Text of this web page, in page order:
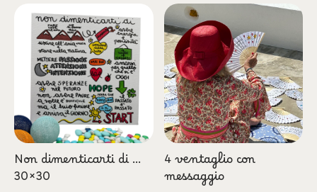
Non dimenticarti di …
30×30
4 ventaglio con
messaggio